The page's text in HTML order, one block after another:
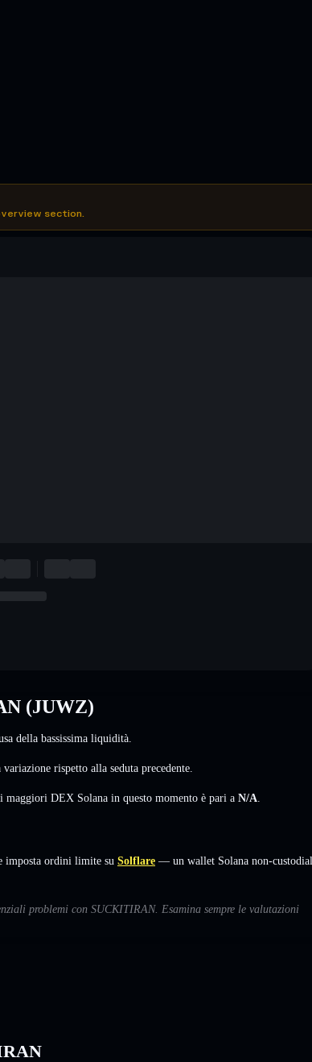
section.
(JUWZ)
della bassissima liquidità.
variazione rispetto alla seduta precedente.
maggiori DEX Solana in questo momento è pari a N/A
imposta ordini limite su Solflare — un wallet Solana non-custodial
problemi con SUCKITIRAN. Esamina sempre le valutazioni